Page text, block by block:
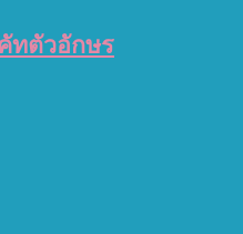
ทตัวอักษร